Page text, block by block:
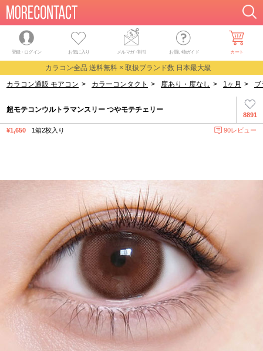
登録・ログイン お気に入り メルマガ・割引 お買い物ガイド カート
カラコン全品 送料無料 × 取扱ブランド数 日本最大級
カラコン通販 モアコン > カラーコンタクト > 度あり・度なし > 1ヶ月 > ブ
8891
超モテコンウルトラマンスリー つやモテチェリー
¥1,650 1箱2枚入り 90レビュー